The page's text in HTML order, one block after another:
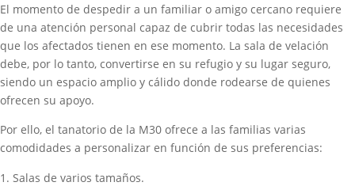
El momento de despedir a un familiar o amigo cercano requiere
de una atención personal capaz de cubrir todas las necesidades
que los afectados tienen en ese momento. La sala de velación
debe, por lo tanto, convertirse en su refugio y su lugar seguro,
siendo un espacio amplio y cálido donde rodearse de quienes
ofrecen su apoyo.
Por ello, el tanatorio de la M30 ofrece a las familias varias
comodidades a personalizar en función de sus preferencias:
Salas de varios tamaños.